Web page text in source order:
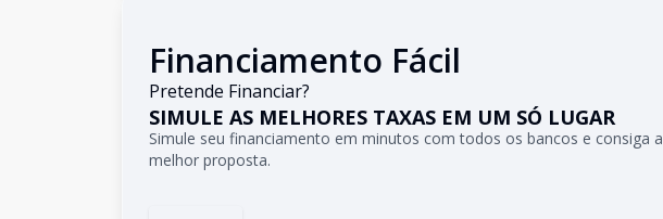
Financiamento Fácil
Pretende Financiar?
SIMULE AS MELHORES TAXAS EM UM SÓ LUGAR
Simule seu financiamento em minutos com todos os bancos e consiga a
melhor proposta.